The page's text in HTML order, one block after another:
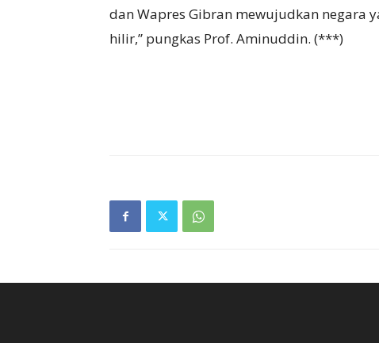
dan Wapres Gibran mewujudkan negara
hilir,” pungkas Prof. Aminuddin. (***)